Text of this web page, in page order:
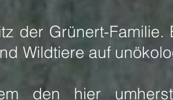
der Grünert-
Wildtiere auf
den hier